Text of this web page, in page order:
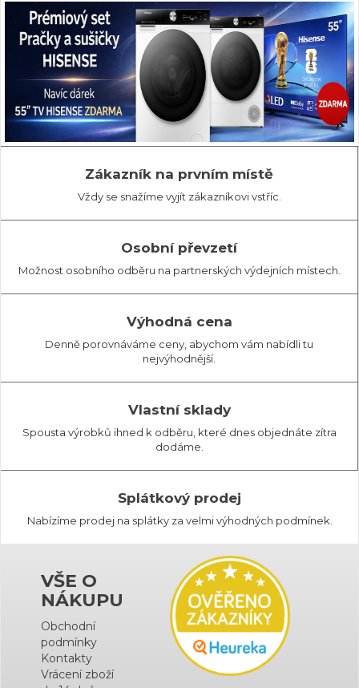
Zákazník na prvním místě
Vždy se snažíme vyjít zákazníkovi vstříc.
Osobní převzetí
Možnost osobního odběru na partnerských výdejních místech.
Výhodná cena
Denně porovnáváme ceny, abychom vám nabídli tu
nejvýhodnější.
Vlastní sklady
Spousta výrobků ihned k odběru, které dnes objednáte zítra
dodáme.
Splátkový prodej
Nabízíme prodej na splátky za velmi výhodných podmínek.
VŠE O
NÁKUPU
Obchodní
podmínky
Kontakty
Vrácení zboží